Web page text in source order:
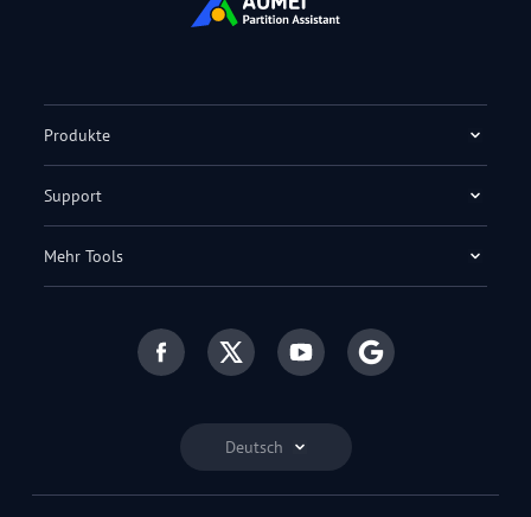
Deutsch
Produkte
Support
Mehr Tools